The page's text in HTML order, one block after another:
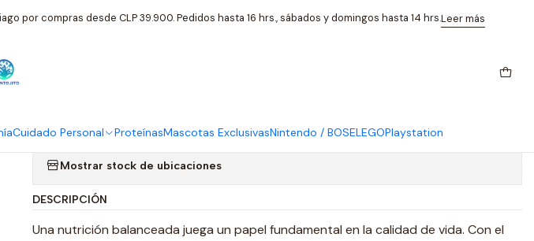
Cuidado Personal ProteínasMascotas ExclusivasNintendo / BOSELEGOPlaystation
por compras desde CLP 39.900. Pedidos hasta 16 hrs., sábados y domingos hasta 14 hrs.Leer más
Chocolate Caja 16 Unidades
Wild Foods Barra Proteína Chocolate Caja
Mostrar stock de ubicaciones
DESCRIPCIÓN
Una nutrición balanceada juega un papel fundamental en la calidad de vida. Con el